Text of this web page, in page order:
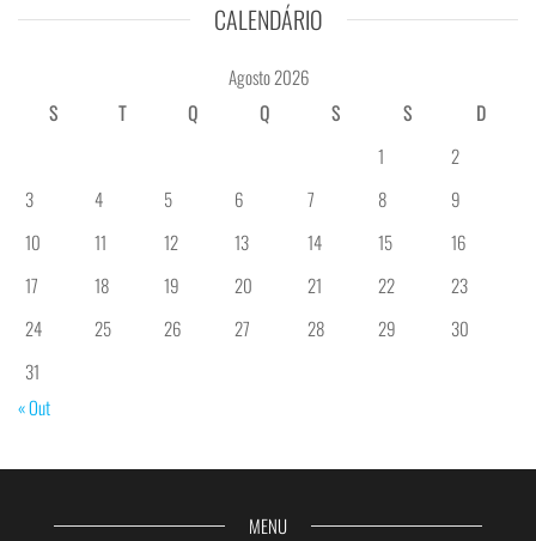
CALENDÁRIO
Agosto 2026
S
T Q Q S S
D
1
2
3
4 5 6 7 8
9
10
11 12 13 14 15
16
17
18 19 20 21 22
23
24
25 26 27 28 29
30
31
« Out
MENU